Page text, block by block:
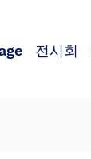
전시회